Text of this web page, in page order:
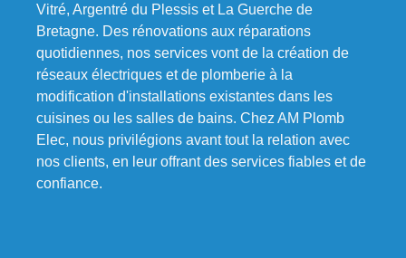
Vitré, Argentré du Plessis et La Guerche de
Bretagne. Des rénovations aux réparations
quotidiennes, nos services vont de la création de
réseaux électriques et de plomberie à la
modification d'installations existantes dans les
cuisines ou les salles de bains. Chez AM Plomb
Elec, nous privilégions avant tout la relation avec
nos clients, en leur offrant des services fiables et de
confiance.